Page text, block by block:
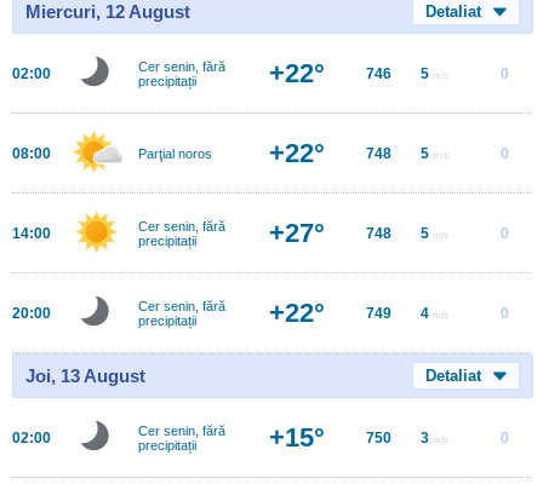
Miercuri, 12 August Detaliat
02:00
Cer senin, fără
precipitații
+22° 746 5 m/s 0
08:00 Parţial noros +22° 748 5 m/s 0
14:00
Cer senin, fără
precipitații
+27° 748 5 m/s 0
20:00
Cer senin, fără
precipitații
+22° 749 4 m/s 0
Joi, 13 August Detaliat
02:00
Cer senin, fără
precipitații
+15° 750 3 m/s 0